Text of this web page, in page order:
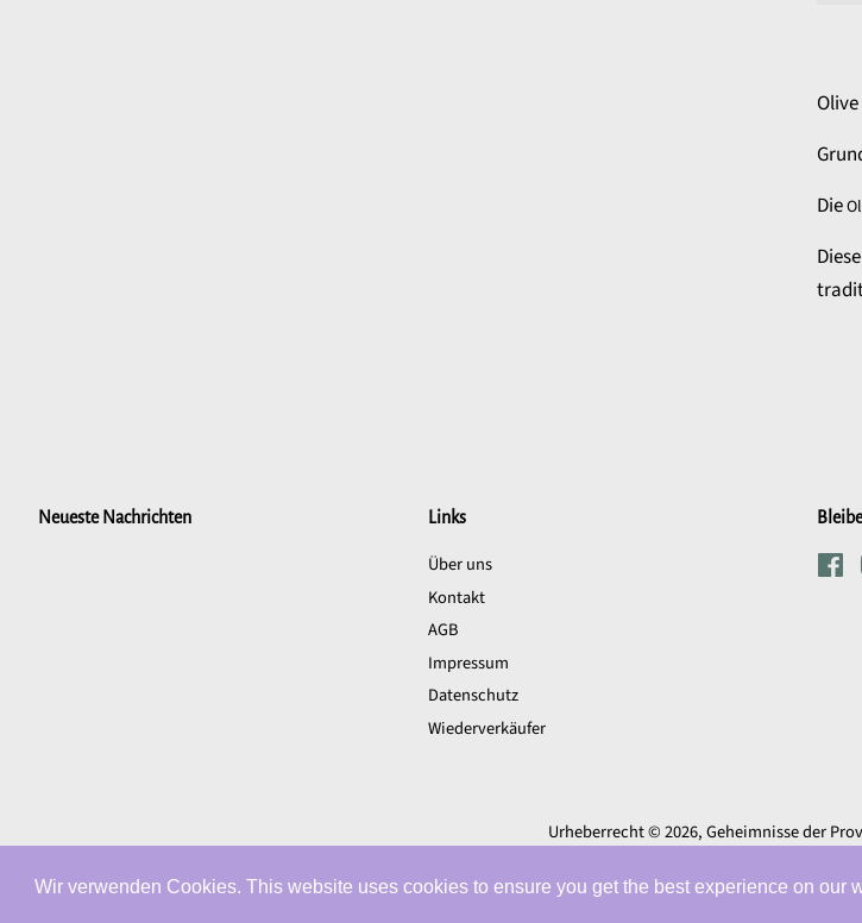
Wir verwenden Cookies. This website uses cookies to ensure you get the best experience on our
Die
Neueste Nachrichten Links
Über uns
Kontakt
AGB
Impressum
Datenschutz
Wiederverkäufer
Urheberrecht © 2026,Geheimnisse der